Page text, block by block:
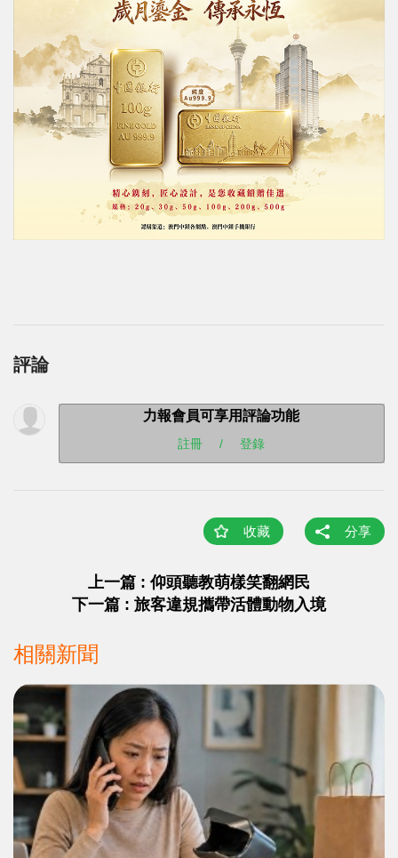
評論
力報會員可享用評論功能
註冊 / 登錄
收藏 分享
上一篇 : 仰頭聽教萌樣笑翻網民
下一篇 : 旅客違規攜帶活體動物入境
相關新聞